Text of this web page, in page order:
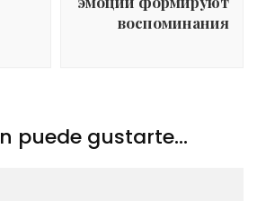
воспоминания
puede gustarte...